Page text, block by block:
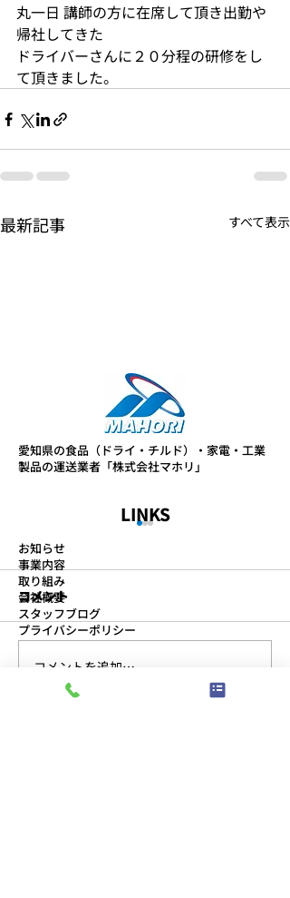
丸一日 講師の方に在席して頂き出勤や
帰社してきた
ドライバーさんに２０分程の研修をし
て頂きました。
最新記事 すべて表示
第11回 安全物流会議の開
コメント
コメントを追加…
愛知県の食品（ドライ・チルド）・家電・工業
製品の運送業者「株式会社マホリ」
LINKS
お知らせ
事業内容
取り組み
会社概要
スタッフブログ
プライバシーポリシー